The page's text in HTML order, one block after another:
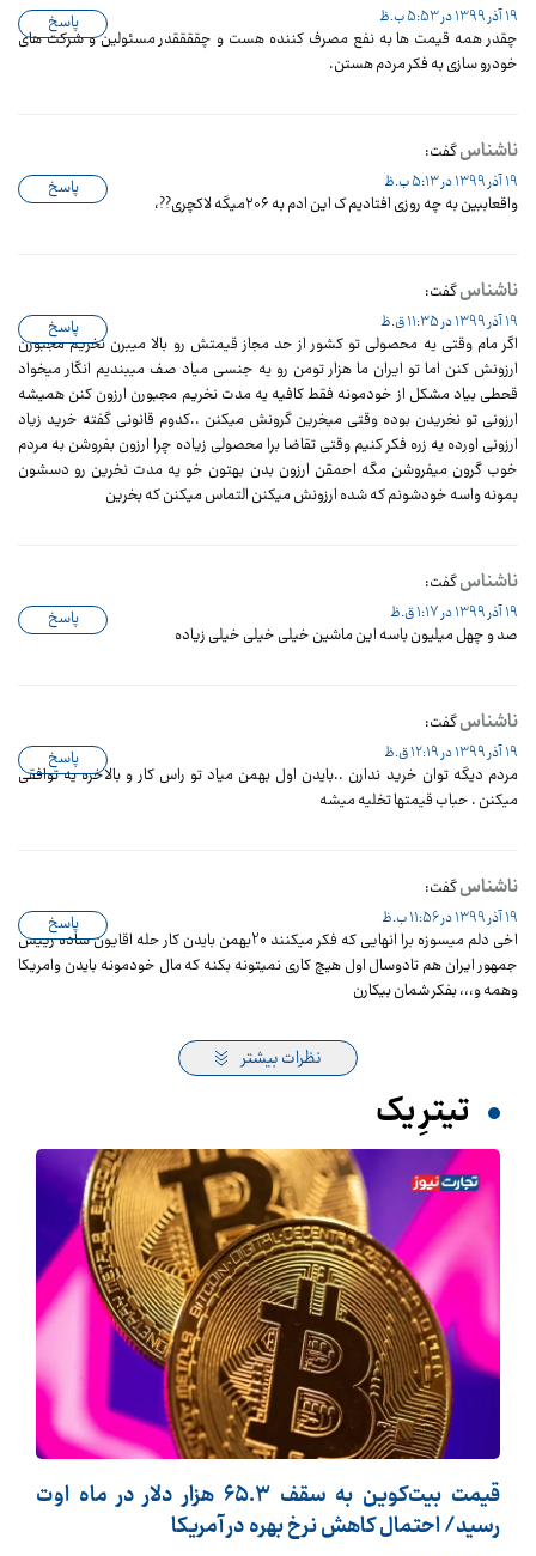
19 آذر 1399 در 5:53 ب.ظ
چقدر همه قیمت ها به نفع مصرف کننده هست و چققققدر مسئولین و شرکت های
خودرو سازی به فکر مردم هستن.
پاسخ
ناشناسگفت:
19 آذر 1399 در 5:13 ب.ظ
واقعاببین به چه روزی افتادیم ک این ادم به ۲۰۶میگه لاکچری??،
پاسخ
ناشناسگفت:
19 آذر 1399 در 11:35 ق.ظ
اگر مام وقتی یه محصولی تو کشور از حد مجاز قیمتش رو بالا میبرن نخریم مجبورن
ارزونش کنن اما تو ایران ما هزار تومن رو یه جنسی میاد صف میبندیم انگار میخواد
قحطی بیاد مشکل از خودمونه فقط کافیه یه مدت نخریم مجبورن ارزون کنن همیشه
ارزونی تو نخریدن بوده وقتی میخرین گرونش میکنن ..کدوم قانونی گفته خرید زیاد
ارزونی اورده یه زره فکر کنیم وقتی تقاضا برا محصولی زیاده چرا ارزون بفروشن به مردم
خوب گرون میفروشن مگه احمقن ارزون بدن بهتون خو یه مدت نخرین رو دسشون
بمونه واسه خودشونم که شده ارزونش میکنن التماس میکنن که بخرین
پاسخ
ناشناسگفت:
19 آذر 1399 در 1:17 ق.ظ
صد و چهل میلیون باسه این ماشین خیلی خیلی خیلی زیاده
پاسخ
ناشناسگفت:
19 آذر 1399 در 12:19 ق.ظ
مردم دیگه توان خرید ندارن ..بایدن اول بهمن میاد تو راس کار و بالاخره یه توافقی
میکنن . حباب قیمتها تخلیه میشه
پاسخ
ناشناسگفت:
19 آذر 1399 در 11:56 ب.ظ
اخی دلم میسوزه برا انهایی که فکر میکنند 20بهمن بایدن کار حله اقایون ساده رییس
جمهور ایران هم تادوسال اول هیچ کاری نمیتونه بکنه که مال خودمونه بایدن وامریکا
وهمه و،،، بفکر شمان بیکارن
پاسخ
نظرات بیشتر
تیترِ یک
قیمت بیت‌کوین به سقف ۶۵.۳ هزار دلار در ماه اوت
رسید/ احتمال کاهش نرخ بهره در آمریکا